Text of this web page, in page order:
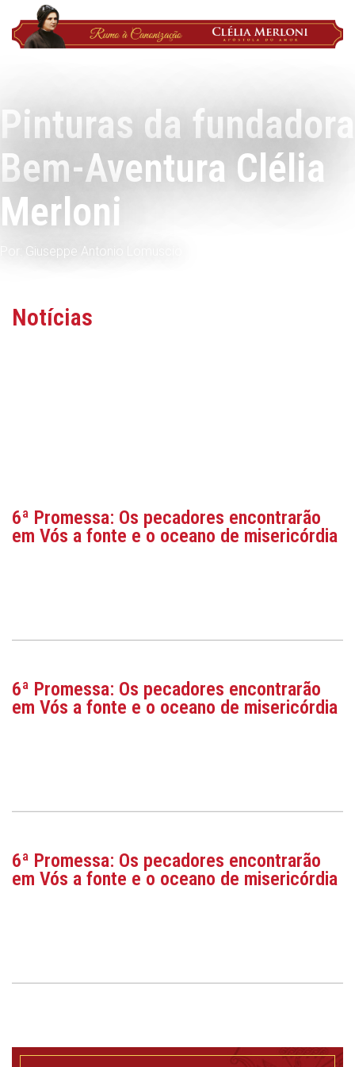
Pinturas da fundadora
Bem-Aventura Clélia
Merloni
Por: Giuseppe Antonio Lomuscio
Notícias
6ª Promessa: Os pecadores encontrarão
em Vós a fonte e o oceano de misericórdia
6ª Promessa: Os pecadores encontrarão
em Vós a fonte e o oceano de misericórdia
6ª Promessa: Os pecadores encontrarão
em Vós a fonte e o oceano de misericórdia